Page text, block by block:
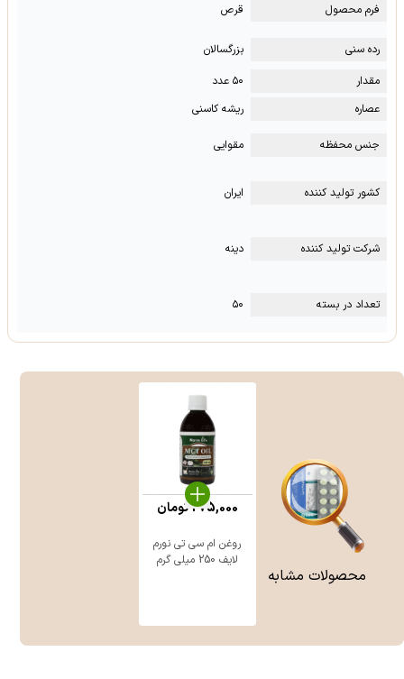
فرم محصول
قرص
رده سنی
بزرگسالان
مقدار
۵۰ عدد
عصاره
ریشه کاسنی
جنس محفظه مقوایی
کشور تولید کننده ایران
شرکت تولید کننده دینه
تعداد در بسته ۵۰
محصولات مشابه
روغن ام سی تی نورم
لایف 250 میلی گرم
275,000تومان